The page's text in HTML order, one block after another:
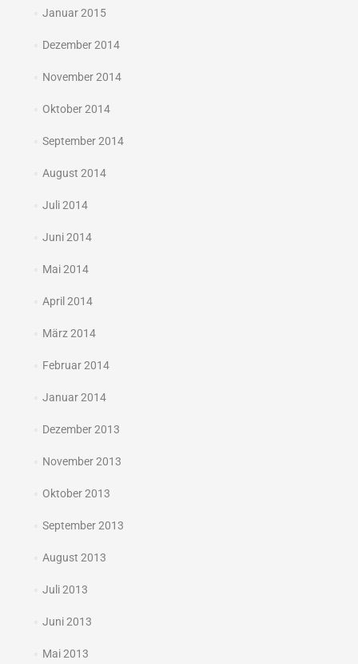
Januar 2015
Dezember 2014
November 2014
Oktober 2014
September 2014
August 2014
Juli 2014
Juni 2014
Mai 2014
April 2014
März 2014
Februar 2014
Januar 2014
Dezember 2013
November 2013
Oktober 2013
September 2013
August 2013
Juli 2013
Juni 2013
Mai 2013